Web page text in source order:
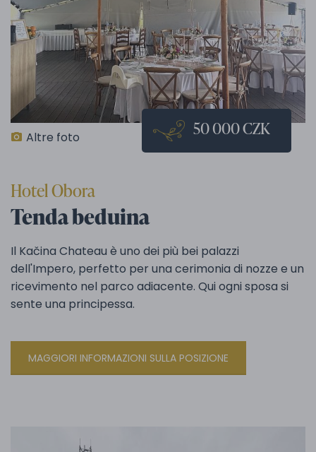
Altre foto 50 000 CZK
Hotel Obora
Tenda beduina
Il Kačina Chateau è uno dei più bei palazzi
dell'Impero, perfetto per una cerimonia di nozze e un
ricevimento nel parco adiacente. Qui ogni sposa si
sente una principessa.
MAGGIORI INFORMAZIONI SULLA POSIZIONE